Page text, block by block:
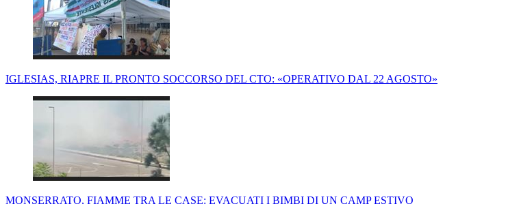
IGLESIAS, RIAPRE IL PRONTO SOCCORSO DEL CTO: «OPERATIVO DAL 22 AGOSTO»
MONSERRATO, FIAMME TRA LE CASE: EVACUATI I BIMBI DI UN CAMP ESTIVO